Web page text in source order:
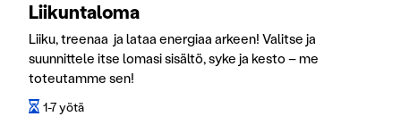
Liikuntaloma
Liiku, treenaa ja lataa energiaa arkeen! Valitse ja
suunnittele itse lomasi sisältö, syke ja kesto – me
toteutamme sen!
1-7 yötä